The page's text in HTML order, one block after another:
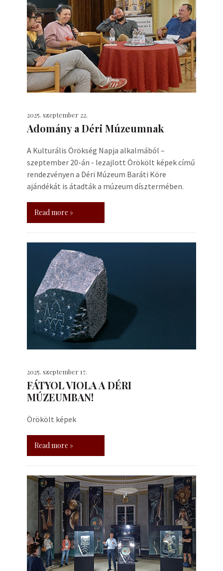
2025. szeptember 22.
Adomány a Déri Múzeumnak
A Kulturális Örökség Napja alkalmából –
szeptember 20-án - lezajlott Örökölt képek című
rendezvényen a Déri Múzeum Baráti Köre
ajándékát is átadták a múzeum dísztermében.
Read more »
2025. szeptember 17.
FÁTYOL VIOLA A DÉRI
MÚZEUMBAN!
Örökölt képek
Read more »